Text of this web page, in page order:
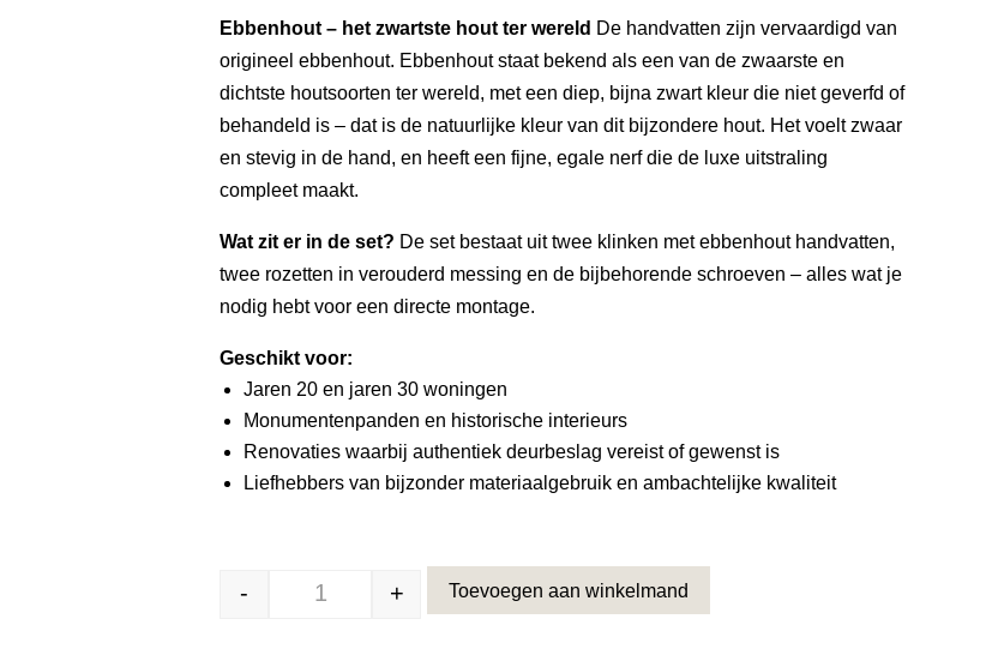
Ebbenhout – het zwartste hout ter wereld De handvatten zijn vervaardigd van
origineel ebbenhout. Ebbenhout staat bekend als een van de zwaarste en
dichtste houtsoorten ter wereld, met een diep, bijna zwart kleur die niet geverfd of
behandeld is – dat is de natuurlijke kleur van dit bijzondere hout. Het voelt zwaar
en stevig in de hand, en heeft een fijne, egale nerf die de luxe uitstraling
compleet maakt.
Wat zit er in de set? De set bestaat uit twee klinken met ebbenhout handvatten,
twee rozetten in verouderd messing en de bijbehorende schroeven – alles wat je
nodig hebt voor een directe montage.
Geschikt voor:
Jaren 20 en jaren 30 woningen
Monumentenpanden en historische interieurs
Renovaties waarbij authentiek deurbeslag vereist of gewenst is
Liefhebbers van bijzonder materiaalgebruik en ambachtelijke kwaliteit
- + Toevoegen aan winkelmand